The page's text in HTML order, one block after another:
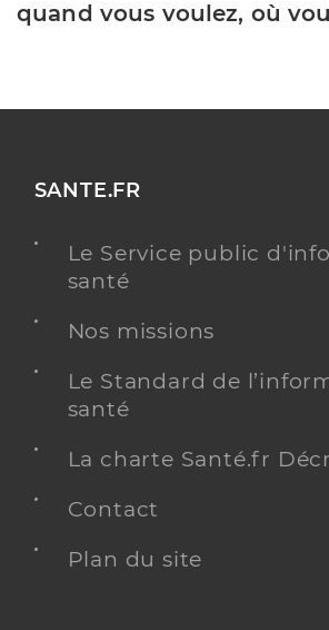
quand vous voulez, où
SANTE.FR
Le Service public
santé
Nos missions
Le Standard de
santé
La charte Santé.fr
Contact
Plan du site